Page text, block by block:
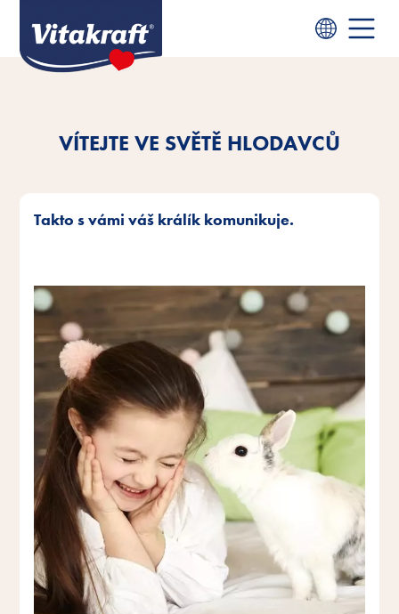
VÍTEJTE VE SVĚTĚ HLODAVCŮ
Takto s vámi váš králík komunikuje.